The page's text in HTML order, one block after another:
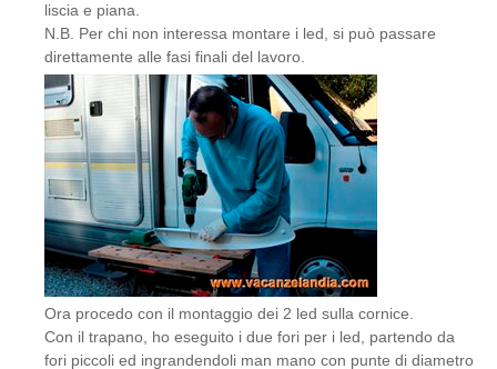
liscia e piana.
N.B. Per chi non interessa montare i led, si può passare
direttamente alle fasi finali del lavoro.
Ora procedo con il montaggio dei 2 led sulla cornice.
Con il trapano, ho eseguito i due fori per i led, partendo da
fori piccoli ed ingrandendoli man mano con punte di diametro